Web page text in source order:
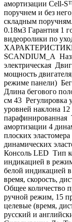
амортизации Cell-
поручнем и без
складным
0.18м3 Гарантия 1
видеоролики по
ХАРАКТЕРИСТИКИ:
SCANDIUM_A
электрическая
мощность
режиме панели)
Длина бегового
см 43 Регулировка
уровней наклона
амортизации 4
плоских
динамических
Консоль LED Тип
индикацией в
белой индикацией
время, скорость,
Общее количество
ручной режим, 15
целевые (время,
русский и